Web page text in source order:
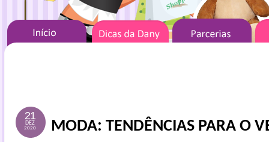
21
DEZ
2020 MODA: TENDÊNCIAS PARA O